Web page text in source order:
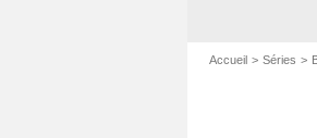
Accueil Séries